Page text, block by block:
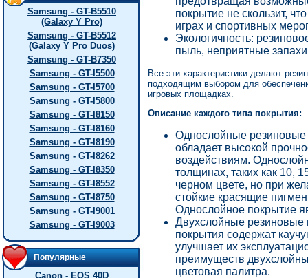
Samsung - GT-B5510
(Galaxy Y Pro)
Samsung - GT-B5512
(Galaxy Y Pro Duos)
Samsung - GT-B7350
Samsung - GT-I5500
Samsung - GT-I5700
Samsung - GT-I5800
Samsung - GT-I8150
Samsung - GT-I8160
Samsung - GT-I8190
Samsung - GT-I8262
Samsung - GT-I8350
Samsung - GT-I8552
Samsung - GT-I8750
Samsung - GT-I9001
Samsung - GT-I9003
Популярные
Canon - EOS 40D
покрытие не скользит,
играх и спортивных
Экологичность:
пыль, неприятные
Все эти характеристики делают
подходящим выбором для
игровых площадках.
Описание каждого типа покрытия:
Однослойные резиновые
обладает высокой
воздействиям.
толщинах, таких как 10,
черном цвете, но при
стойкие красящие
Однослойное покрытие
Двухслойные резиновые
покрытия содержат
улучшает их
преимуществ
цветовая палитра.